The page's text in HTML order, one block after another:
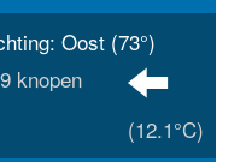
Oost (73°)
knopen
(12.1°C)